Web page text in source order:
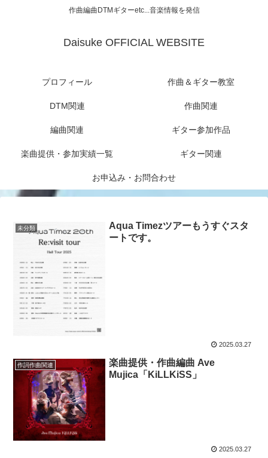
作曲編曲DTMギターetc...音楽情報を発信
Daisuke OFFICIAL WEBSITE
プロフィール 作曲＆ギター教室
DTM関連 作曲関連
編曲関連 ギター参加作品
楽曲提供・参加実績一覧 ギター関連
お申込み・お問合わせ
未分類
Aqua Timezツアーもうすぐスタ
ートです。
2025.03.27
作詞作曲関連
楽曲提供・作曲編曲 Ave
Mujica「KiLLKiSS」
2025.03.27